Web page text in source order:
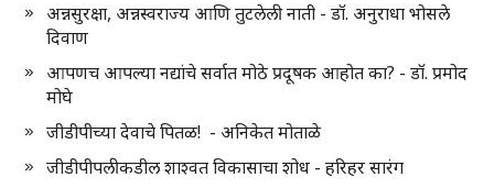
अन्नसुरक्षा, अन्नस्वराज्य आणि तुटलेली नाती - डॉ. अनुराधा भोसले
दिवाण
आपणच आपल्या नद्यांचे सर्वात मोठे प्रदूषक आहोत का? - डॉ. प्रमोद
मोघे
जीडीपीच्या देवाचे पितळ! - अनिकेत मोताळे
जीडीपीपलीकडील शाश्वत विकासाचा शोध - हरिहर सारंग